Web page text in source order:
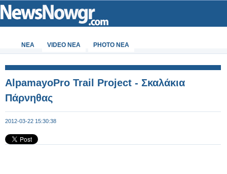
ΝΕΑ VIDEO NEA PHOTO NEA
AlpamayoPro Trail Project - Σκαλάκια
Πάρνηθας
2012-03-22 15:30:38